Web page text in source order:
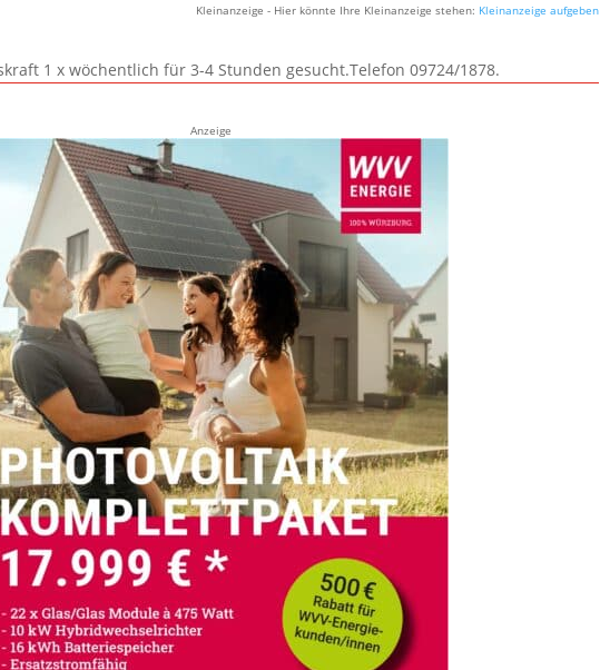
Kleinanzeige - Hier könnte Ihre Kleinanzeige stehen: Kleinanzeige aufgeben
1 x wöchentlich für 3-4 Stunden gesucht.Telefon 09724/1878.
Anzeige